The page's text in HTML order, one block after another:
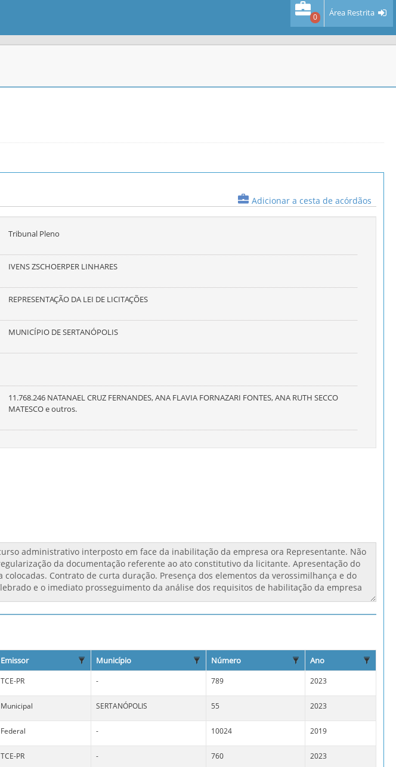
0 Área Restrita
Adicionar a cesta de acórdãos
Tribunal Pleno
IVENS ZSCHOERPER LINHARES
REPRESENTAÇÃO DA LEI DE LICITAÇÕES
MUNICÍPIO DE SERTANÓPOLIS
11.768.246 NATANAEL CRUZ FERNANDES, ANA FLAVIA FORNAZARI FONTES, ANA RUTH SECCO
MATESCO e outros.
Emissor Município Número Ano
TCE-PR - 789 2023
Municipal SERTANÓPOLIS 55 2023
Federal - 10024 2019
TCE-PR - 760 2023